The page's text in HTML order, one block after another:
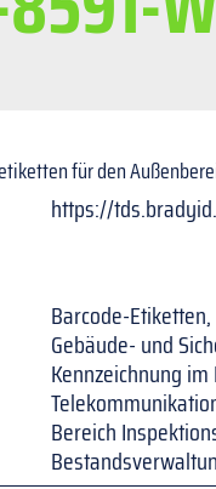
für den
https://
Barcode-
Gebäude- und
Kennzeichnung
Bereich